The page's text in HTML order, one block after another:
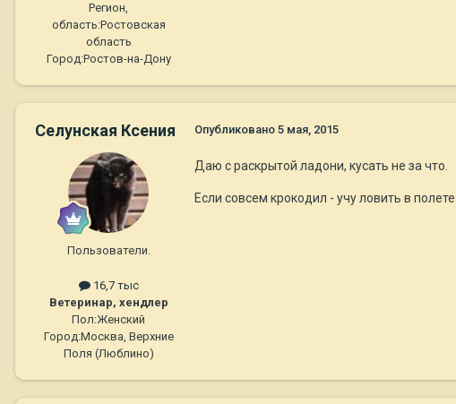
Регион,
область:Ростовская
область
Город:Ростов-на-Дону
Селунская Ксения
Пользователи.
16,7 тыс
Ветеринар, хендлер
Пол:Женский
Город:Москва, Верхние
Поля (Люблино)
Опубликовано 5 мая, 2015
Даю с раскрытой ладони, кусать не за что.
Если совсем крокодил - учу ловить в